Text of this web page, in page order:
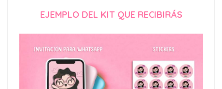
EJEMPLO DEL KIT QUE RECIBIRÁS